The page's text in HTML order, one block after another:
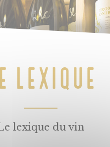
LEXIQUE
lexique du vin